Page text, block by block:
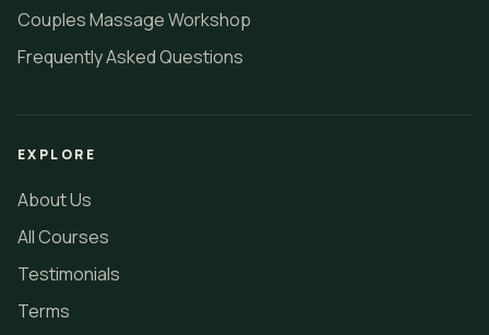
Couples Massage Workshop
Frequently Asked Questions
EXPLORE
About Us
All Courses
Testimonials
Terms